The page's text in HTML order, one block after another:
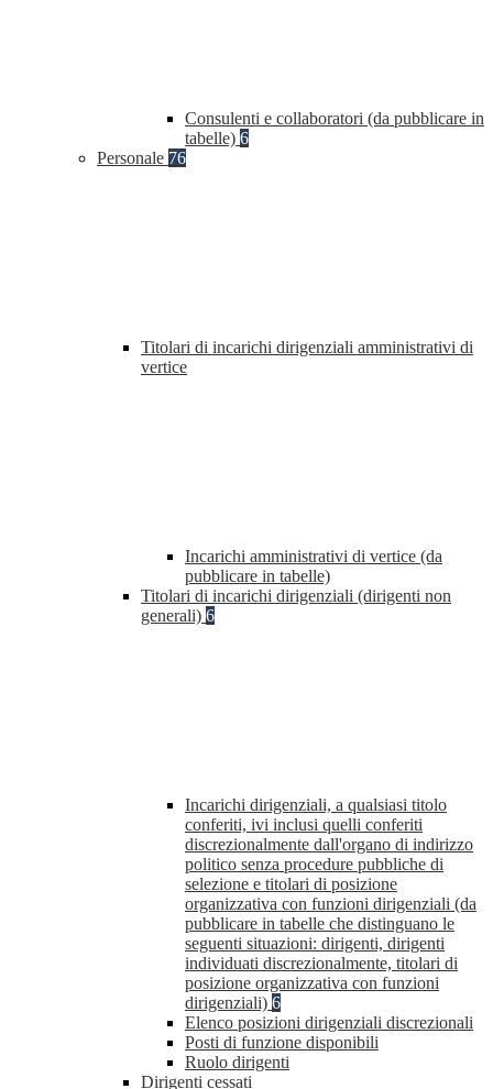
Consulenti e collaboratori (da pubblicare in
tabelle) 6
Personale 76
Titolari di incarichi dirigenziali amministrativi di
vertice
Incarichi amministrativi di vertice (da
pubblicare in tabelle)
Titolari di incarichi dirigenziali (dirigenti non
generali) 6
Incarichi dirigenziali, a qualsiasi titolo
conferiti, ivi inclusi quelli conferiti
discrezionalmente dall'organo di indirizzo
politico senza procedure pubbliche di
selezione e titolari di posizione
organizzativa con funzioni dirigenziali (da
pubblicare in tabelle che distinguano le
seguenti situazioni: dirigenti, dirigenti
individuati discrezionalmente, titolari di
posizione organizzativa con funzioni
dirigenziali) 6
Elenco posizioni dirigenziali discrezionali
Posti di funzione disponibili
Ruolo dirigenti
Dirigenti cessati